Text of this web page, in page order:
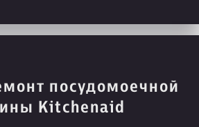
посудомоечной
Kitchenaid